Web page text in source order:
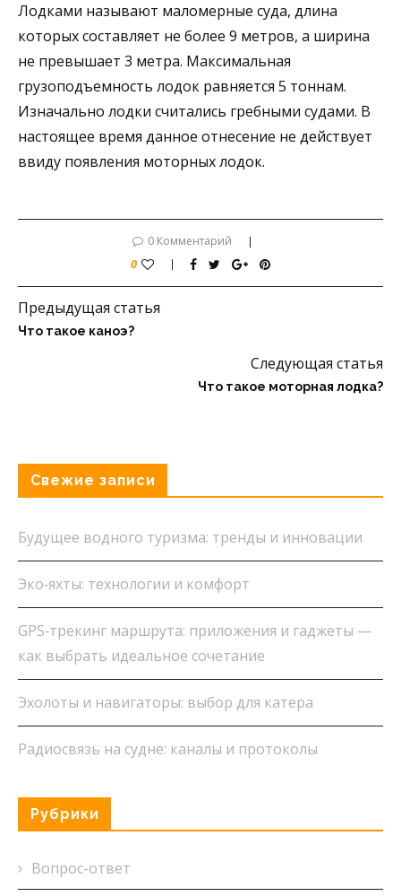
Лодками называют маломерные суда, длина
которых составляет не более 9 метров, а ширина
не превышает 3 метра. Максимальная
грузоподъемность лодок равняется 5 тоннам.
Изначально лодки считались гребными судами. В
настоящее время данное отнесение не действует
ввиду появления моторных лодок.
0 Комментарий
0
Предыдущая статья
Что такое каноэ?
Следующая статья
Что такое моторная лодка?
Свежие записи
Будущее водного туризма: тренды и инновации
Эко‑яхты: технологии и комфорт
GPS‑трекинг маршрута: приложения и гаджеты —
как выбрать идеальное сочетание
Эхолоты и навигаторы: выбор для катера
Радиосвязь на судне: каналы и протоколы
Рубрики
Вопрос-ответ